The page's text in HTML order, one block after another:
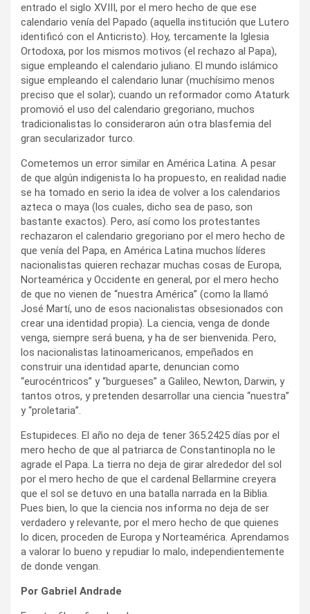
entrado el siglo XVIII, por el mero hecho de que ese
calendario venía del Papado (aquella institución que Lutero
identificó con el Anticristo). Hoy, tercamente la Iglesia
Ortodoxa, por los mismos motivos (el rechazo al Papa),
sigue empleando el calendario juliano. El mundo islámico
sigue empleando el calendario lunar (muchísimo menos
preciso que el solar); cuando un reformador como Ataturk
promovió el uso del calendario gregoriano, muchos
tradicionalistas lo consideraron aún otra blasfemia del
gran secularizador turco.
Cometemos un error similar en América Latina. A pesar
de que algún indigenista lo ha propuesto, en realidad nadie
se ha tomado en serio la idea de volver a los calendarios
azteca o maya (los cuales, dicho sea de paso, son
bastante exactos). Pero, así como los protestantes
rechazaron el calendario gregoriano por el mero hecho de
que venía del Papa, en América Latina muchos líderes
nacionalistas quieren rechazar muchas cosas de Europa,
Norteamérica y Occidente en general, por el mero hecho
de que no vienen de “nuestra América” (como la llamó
José Martí, uno de esos nacionalistas obsesionados con
crear una identidad propia). La ciencia, venga de donde
venga, siempre será buena, y ha de ser bienvenida. Pero,
los nacionalistas latinoamericanos, empeñados en
construir una identidad aparte, denuncian como
“eurocéntricos” y “burgueses” a Galileo, Newton, Darwin, y
tantos otros, y pretenden desarrollar una ciencia “nuestra”
y “proletaria”.
Estupideces. El año no deja de tener 365.2425 días por el
mero hecho de que al patriarca de Constantinopla no le
agrade el Papa. La tierra no deja de girar alrededor del sol
por el mero hecho de que el cardenal Bellarmine creyera
que el sol se detuvo en una batalla narrada en la Biblia.
Pues bien, lo que la ciencia nos informa no deja de ser
verdadero y relevante, por el mero hecho de que quienes
lo dicen, proceden de Europa y Norteamérica. Aprendamos
a valorar lo bueno y repudiar lo malo, independientemente
de donde vengan.
Por Gabriel Andrade